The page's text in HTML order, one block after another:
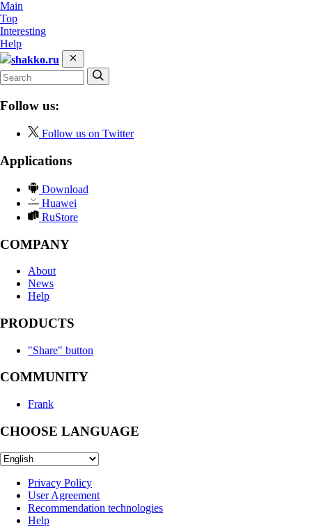
Main
Top
Interesting
Help
shakko.ru
Follow us:
Follow us on Twitter
Applications
Download
Huawei
RuStore
COMPANY
About
News
Help
PRODUCTS
"Share" button
COMMUNITY
Frank
CHOOSE LANGUAGE
Privacy Policy
User Agreement
Recommendation technologies
Help